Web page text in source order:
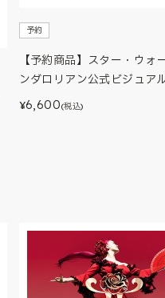
予約
【予約商品】スター・ウォ
ンダロリアン公式ビジュア
¥6,600(税込)